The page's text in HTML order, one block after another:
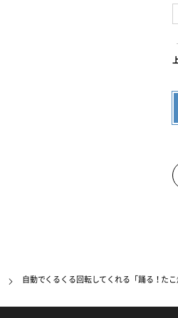
自動でくるくる回転してくれる「踊る！た